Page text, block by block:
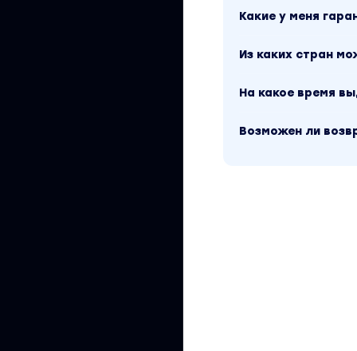
Вы находитесь на
удержание
платформы и
2024 году.
рубрику
Какие у меня
Из каких стран
На какое время
Возможен ли